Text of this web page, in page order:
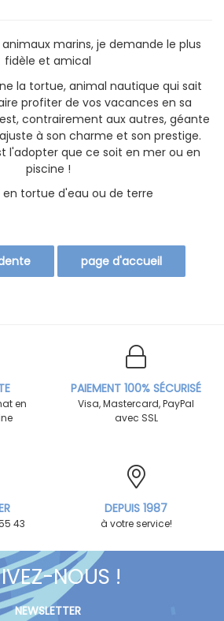
marins, je demande le plus
fidèle et amical
la tortue, animal nautique qui sait
profiter de vos vacances en sa
contrairement aux autres, géante
à son charme et son prestige.
l'adopter que ce soit en mer ou en
piscine !
en tortue d'eau ou de terre
en
PAIEMENT 100% SÉCURISÉ
Visa, Mastercard, PayPal
avec SSL
43
DEPUIS 1987
à votre service!
NOUS !
NEWSLETTER